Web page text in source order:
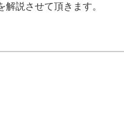
説させて頂きます。